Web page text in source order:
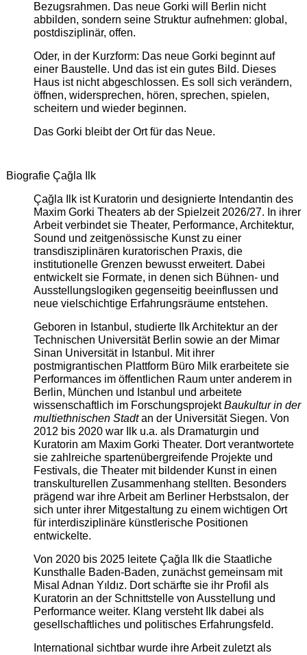
Bezugsrahmen. Das neue Gorki will Berlin nicht
abbilden, sondern seine Struktur aufnehmen: global,
postdisziplinär, offen.
Oder, in der Kurzform: Das neue Gorki beginnt auf
einer Baustelle. Und das ist ein gutes Bild. Dieses
Haus ist nicht abgeschlossen. Es soll sich verändern,
öffnen, widersprechen, hören, sprechen, spielen,
scheitern und wieder beginnen.
Das Gorki bleibt der Ort für das Neue.
Biografie Çağla Ilk
Çağla Ilk ist Kuratorin und designierte Intendantin des
Maxim Gorki Theaters ab der Spielzeit 2026/27. In ihrer
Arbeit verbindet sie Theater, Performance, Architektur,
Sound und zeitgenössische Kunst zu einer
transdisziplinären kuratorischen Praxis, die
institutionelle Grenzen bewusst erweitert. Dabei
entwickelt sie Formate, in denen sich Bühnen- und
Ausstellungslogiken gegenseitig beeinflussen und
neue vielschichtige Erfahrungsräume entstehen.
Geboren in Istanbul, studierte Ilk Architektur an der
Technischen Universität Berlin sowie an der Mimar
Sinan Universität in Istanbul. Mit ihrer
postmigrantischen Plattform Büro Milk erarbeitete sie
Performances im öffentlichen Raum unter anderem in
Berlin, München und Istanbul und arbeitete
wissenschaftlich im ForschungsprojektBaukultur in der
multiethnischen Stadtan der Universität Siegen. Von
2012 bis 2020 war Ilk u.a. als Dramaturgin und
Kuratorin am Maxim Gorki Theater. Dort verantwortete
sie zahlreiche spartenübergreifende Projekte und
Festivals, die Theater mit bildender Kunst in einen
transkulturellen Zusammenhang stellten. Besonders
prägend war ihre Arbeit am Berliner Herbstsalon, der
sich unter ihrer Mitgestaltung zu einem wichtigen Ort
für interdisziplinäre künstlerische Positionen
entwickelte.
Von 2020 bis 2025 leitete Çağla Ilk die Staatliche
Kunsthalle Baden-Baden, zunächst gemeinsam mit
Misal Adnan Yıldız. Dort schärfte sie ihr Profil als
Kuratorin an der Schnittstelle von Ausstellung und
Performance weiter. Klang versteht Ilk dabei als
gesellschaftliches und politisches Erfahrungsfeld.
International sichtbar wurde ihre Arbeit zuletzt als